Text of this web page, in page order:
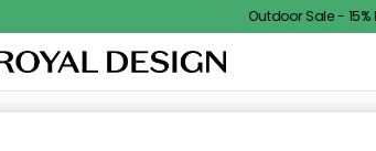
Outdoor Sale - 15%
& MATOTKEITTIÖSÄILYTYSULKOKALUSTEET